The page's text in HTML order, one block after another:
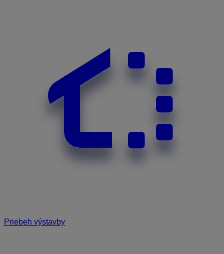
Priebeh výstavby